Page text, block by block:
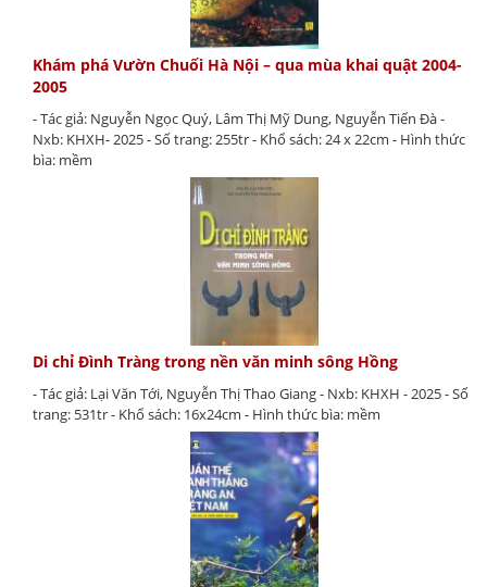
Khám phá Vườn Chuối Hà Nội – qua mùa khai quật 2004-
2005
- Tác giả: Nguyễn Ngọc Quý, Lâm Thị Mỹ Dung, Nguyễn Tiến Đà -
Nxb: KHXH- 2025 - Số trang: 255tr - Khổ sách: 24 x 22cm - Hình thức
bìa: mềm
Di chỉ Đình Tràng trong nền văn minh sông Hồng
- Tác giả: Lại Văn Tới, Nguyễn Thị Thao Giang - Nxb: KHXH - 2025 - Số
trang: 531tr - Khổ sách: 16x24cm - Hình thức bìa: mềm